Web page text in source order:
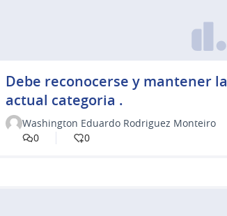
Debe reconocerse y mantener la
actual categoria .
Washington Eduardo Rodriguez Monteiro
0
0